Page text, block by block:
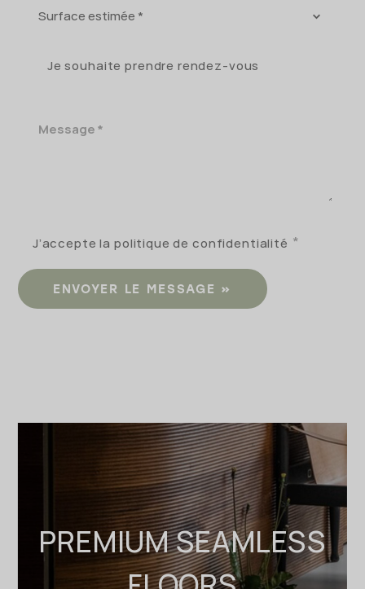
Surface
Je souhaite prendre rendez-vous
Message
J’accepte la politique de confidentialité
ENVOYER LE MESSAGE
PREMIUM SEAMLESS